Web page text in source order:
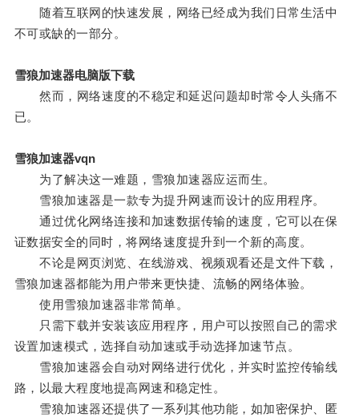
随着互联网的快速发展，网络已经成为我们日常生活中
不可或缺的一部分。
雪狼加速器电脑版下载
然而，网络速度的不稳定和延迟问题却时常令人头痛不
已。
雪狼加速器vqn
为了解决这一难题，雪狼加速器应运而生。
雪狼加速器是一款专为提升网速而设计的应用程序。
通过优化网络连接和加速数据传输的速度，它可以在保
证数据安全的同时，将网络速度提升到一个新的高度。
不论是网页浏览、在线游戏、视频观看还是文件下载，
雪狼加速器都能为用户带来更快捷、流畅的网络体验。
使用雪狼加速器非常简单。
只需下载并安装该应用程序，用户可以按照自己的需求
设置加速模式，选择自动加速或手动选择加速节点。
雪狼加速器会自动对网络进行优化，并实时监控传输线
路，以最大程度地提高网速和稳定性。
雪狼加速器还提供了一系列其他功能，如加密保护、匿